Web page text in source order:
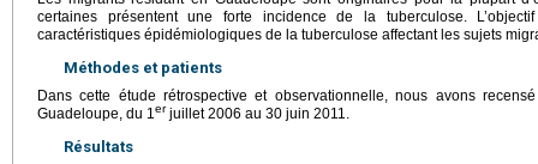
certaines présentent une forte incidence de la tuberculose.
caractéristiques épidémiologiques de la tuberculose affectant les sujets
Méthodes et patients
Dans cette étude rétrospective et observationnelle, nous avons
Guadeloupe, du 1 erjuillet 2006 au 30 juin 2011.
Résultats